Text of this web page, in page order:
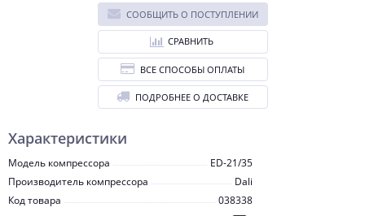
Характеристики
Модель компрессора
ED-21/35
Производитель компрессора
Dali
Код товара
038338
СООБЩИТЬ О ПОСТУПЛЕНИИ
СРАВНИТЬ
ВСЕ СПОСОБЫ ОПЛАТЫ
ПОДРОБНЕЕ О ДОСТАВКЕ